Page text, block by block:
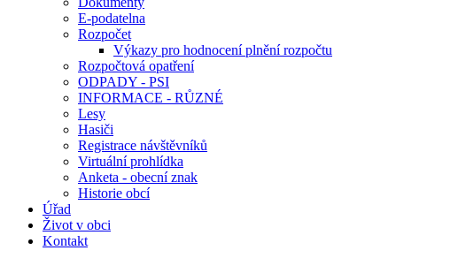
E-podatelna
Rozpočet
Výkazy pro hodnocení plnění rozpočtu
Rozpočtová opatření
ODPADY - PSI
INFORMACE - RŮZNÉ
Lesy
Hasiči
Registrace návštěvníků
Virtuální prohlídka
Anketa - obecní znak
Historie obcí
Úřad
Život v obci
Kontakt